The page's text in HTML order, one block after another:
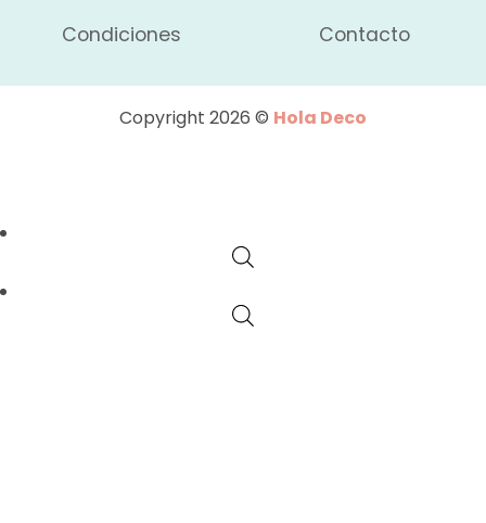
Condiciones Contacto
Copyright 2026 © Hola Deco